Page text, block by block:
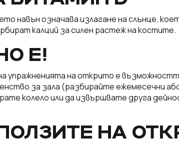
навън означава излагане на слънце,
калций за силен растеж на костите.
Е!
упражненията на открито е
за зала (разбирайте ежемесечни
колело или да извършвате друга
НА